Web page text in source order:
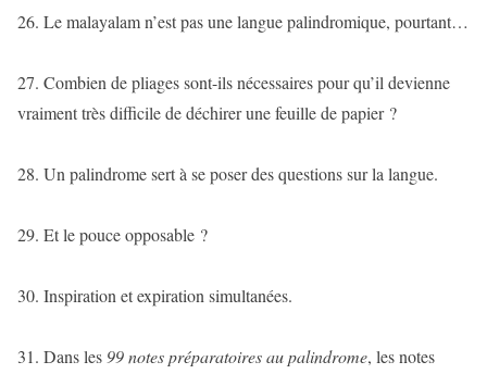
26. Le malayalam n’est pas une langue palindromique, pourtant…
27. Combien de pliages sont-ils nécessaires pour qu’il devienne
vraiment très difficile de déchirer une feuille de papier ?
28. Un palindrome sert à se poser des questions sur la langue.
29. Et le pouce opposable ?
30. Inspiration et expiration simultanées.
31. Dans les 99 notes préparatoires au palindrome, les notes